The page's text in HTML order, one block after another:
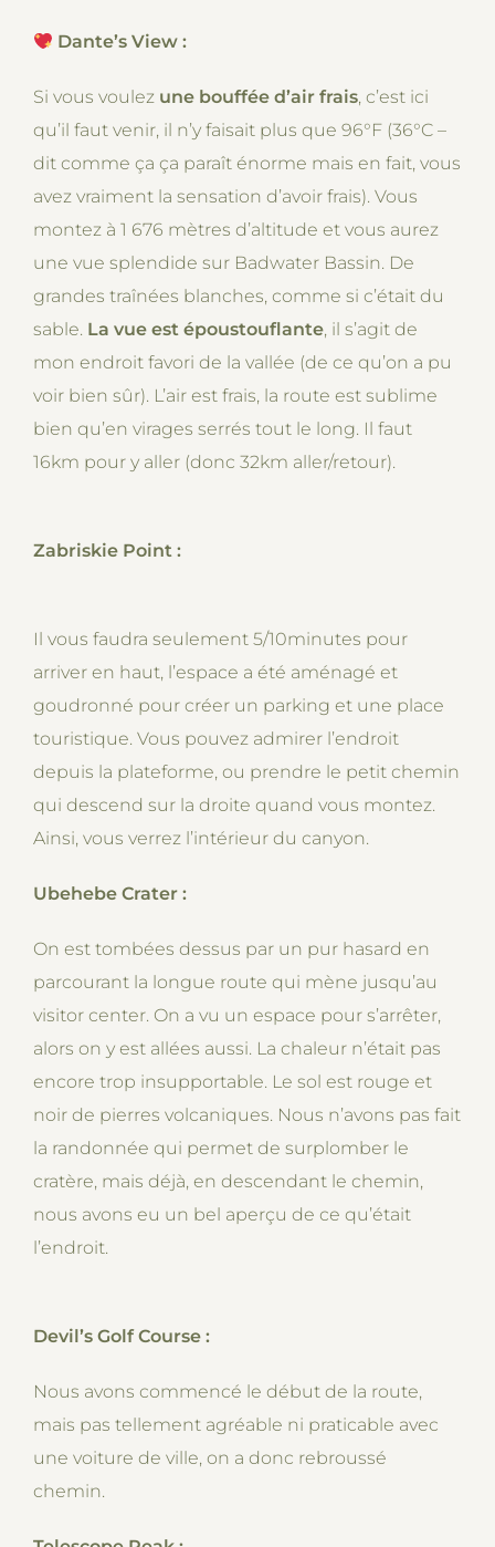
Dante’s View :
Si vous voulez une bouffée d’air frais, c’est ici
qu’il faut venir, il n’y faisait plus que 96°F (36°C –
dit comme ça ça paraît énorme mais en fait, vous
avez vraiment la sensation d’avoir frais). Vous
montez à 1 676 mètres d’altitude et vous aurez
une vue splendide sur Badwater Bassin. De
grandes traînées blanches, comme si c’était du
sable. La vue est époustouflante, il s’agit de
mon endroit favori de la vallée (de ce qu’on a pu
voir bien sûr). L’air est frais, la route est sublime
bien qu’en virages serrés tout le long. Il faut
16km pour y aller (donc 32km aller/retour).
Zabriskie Point :
Il vous faudra seulement 5/10minutes pour
arriver en haut, l’espace a été aménagé et
goudronné pour créer un parking et une place
touristique. Vous pouvez admirer l’endroit
depuis la plateforme, ou prendre le petit chemin
qui descend sur la droite quand vous montez.
Ainsi, vous verrez l’intérieur du canyon.
Ubehebe Crater :
On est tombées dessus par un pur hasard en
parcourant la longue route qui mène jusqu’au
visitor center. On a vu un espace pour s’arrêter,
alors on y est allées aussi. La chaleur n’était pas
encore trop insupportable. Le sol est rouge et
noir de pierres volcaniques. Nous n’avons pas fait
la randonnée qui permet de surplomber le
cratère, mais déjà, en descendant le chemin,
nous avons eu un bel aperçu de ce qu’était
l’endroit.
Devil’s Golf Course :
Nous avons commencé le début de la route,
mais pas tellement agréable ni praticable avec
une voiture de ville, on a donc rebroussé
chemin.